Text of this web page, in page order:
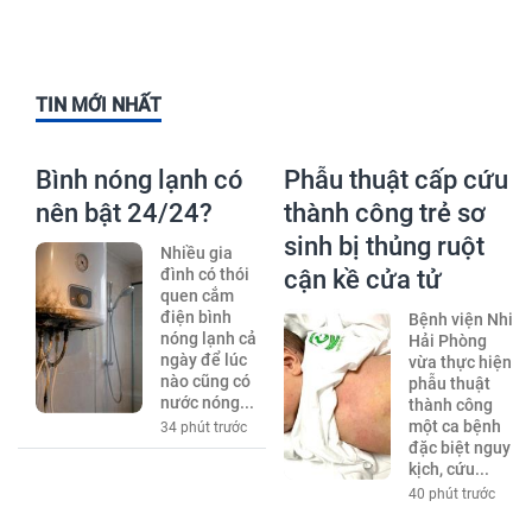
TIN MỚI NHẤT
Bình nóng lạnh có
nên bật 24/24?
Nhiều gia
đình có thói
quen cắm
điện bình
nóng lạnh cả
ngày để lúc
nào cũng có
nước nóng...
34 phút trước
Phẫu thuật cấp cứu
thành công trẻ sơ
sinh bị thủng ruột
cận kề cửa tử
Bệnh viện Nhi
Hải Phòng
vừa thực hiện
phẫu thuật
thành công
một ca bệnh
đặc biệt nguy
kịch, cứu...
40 phút trước